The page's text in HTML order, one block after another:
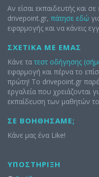
Αν είσαι εκπαιδευτής και
drivepoint.gr, πάτησε εδώ
εφαρμογής και να κάνεις
ΣΧΕΤΙΚΆ ΜΕ ΕΜΆΣ
Κάνε τα τεστ οδήγησης
εφαρμογή και πέρνα το
πρώτη! Το drivepoint.gr
εργαλεία που χρειάζονται
εκπαίδευση των μαθητών
ΣΕ ΒΟΗΘΉΣΑΜΕ;
Κάνε μας ένα Like!
ΥΠΟΣΤΉΡΙΞΗ